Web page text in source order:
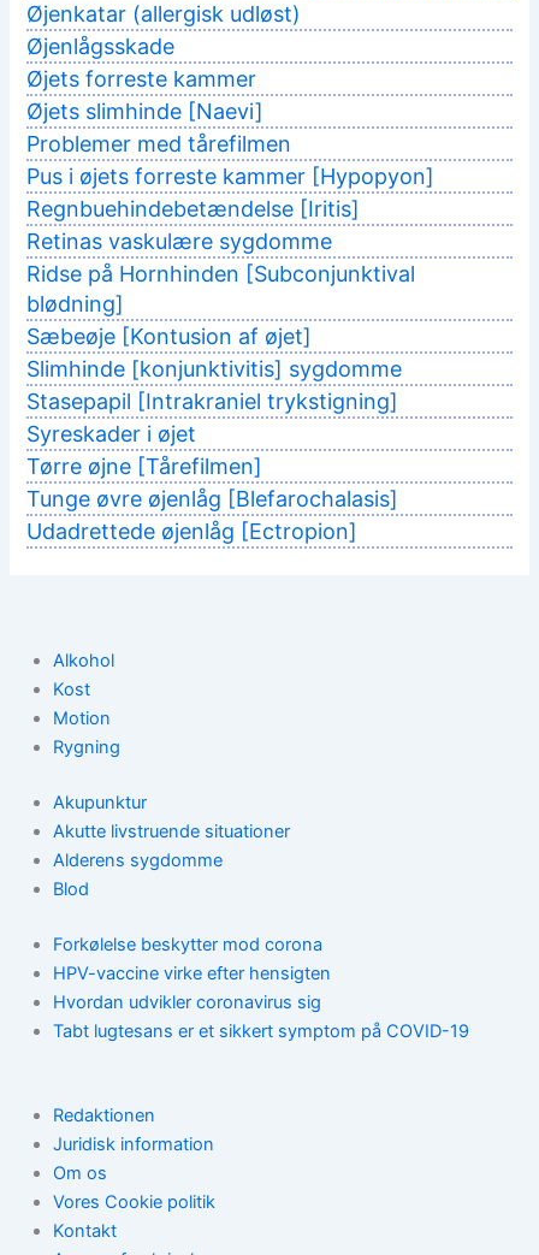
Øjenkatar (allergisk udløst)
Øjenlågsskade
Øjets forreste kammer
Øjets slimhinde [Naevi]
Problemer med tårefilmen
Pus i øjets forreste kammer [Hypopyon]
Regnbuehindebetændelse [Iritis]
Retinas vaskulære sygdomme
Ridse på Hornhinden [Subconjunktival
blødning]
Sæbeøje [Kontusion af øjet]
Slimhinde [konjunktivitis] sygdomme
Stasepapil [Intrakraniel trykstigning]
Syreskader i øjet
Tørre øjne [Tårefilmen]
Tunge øvre øjenlåg [Blefarochalasis]
Udadrettede øjenlåg [Ectropion]
Alkohol
Kost
Motion
Rygning
Akupunktur
Akutte livstruende situationer
Alderens sygdomme
Blod
Forkølelse beskytter mod corona
HPV-vaccine virke efter hensigten
Hvordan udvikler coronavirus sig
Tabt lugtesans er et sikkert symptom på COVID-19
Redaktionen
Juridisk information
Om os
Vores Cookie politik
Kontakt